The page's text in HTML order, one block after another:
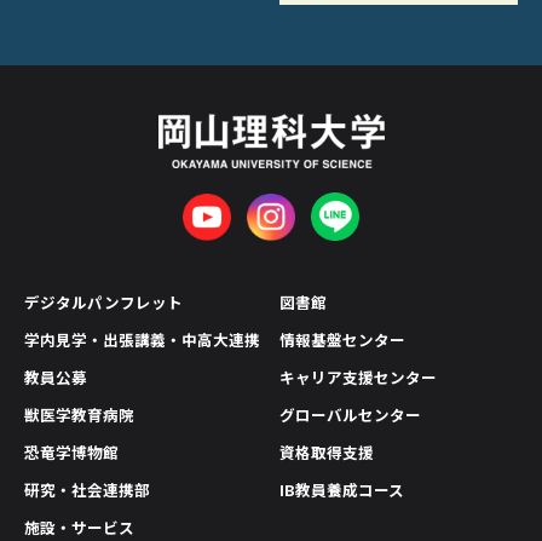
デジタルパンフレット
学内見学・出張講義・中高大連携
教員公募
獣医学教育病院
恐竜学博物館
研究・社会連携部
図書館
情報基盤センター
キャリア支援センター
グローバルセンター
資格取得支援
IB教員養成コース
施設・サービス